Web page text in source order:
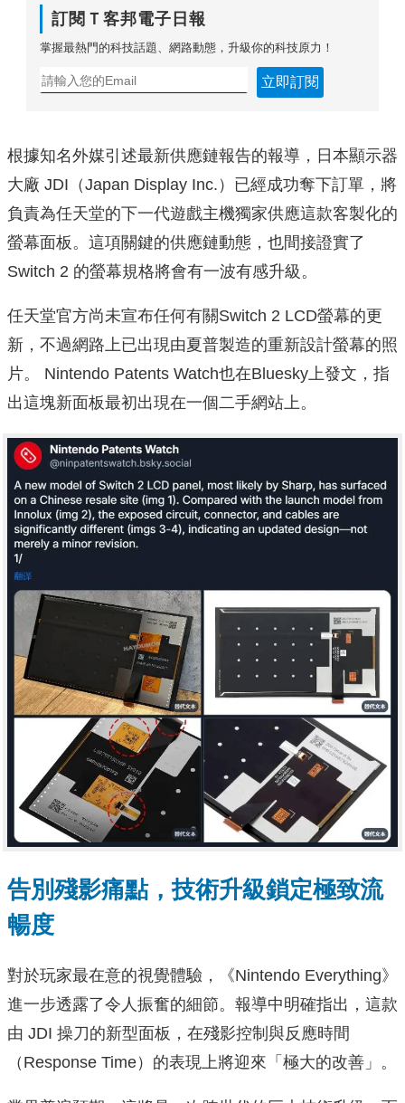
訂閱Ｔ客邦電子日報
掌握最熱門的科技話題、網路動態，升級你的科技原力！
立即訂閱
根據知名外媒引述最新供應鏈報告的報導，日本顯示器
大廠 JDI（Japan Display Inc.）已經成功奪下訂單，將
負責為任天堂的下一代遊戲主機獨家供應這款客製化的
螢幕面板。這項關鍵的供應鏈動態，也間接證實了
Switch 2 的螢幕規格將會有一波有感升級。
任天堂官方尚未宣布任何有關Switch 2 LCD螢幕的更
新，不過網路上已出現由夏普製造的重新設計螢幕的照
片。 Nintendo Patents Watch也在Bluesky上發文，指
出這塊新面板最初出現在一個二手網站上。
告別殘影痛點，技術升級鎖定極致流
暢度
對於玩家最在意的視覺體驗，《Nintendo Everything》
進一步透露了令人振奮的細節。報導中明確指出，這款
由 JDI 操刀的新型面板，在殘影控制與反應時間
（Response Time）的表現上將迎來「極大的改善」。